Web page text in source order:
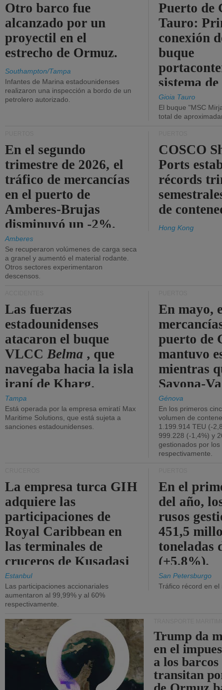
Otro barco fue
alcanzado por un
proyectil en el
estrecho de Ormuz.
Southampton/Tampa
Infantes de Marina estadounidenses
realizaron una inspección a bordo de un
petrolero autorizado.
Puerto de
Tauro:
conexión
buque
sistema
la red
Gioia Tauro
El buque "MSC
total de
En el segundo
trimestre de 2026, el
tráfico de mercancías
en el puerto de
Amberes-Brujas
disminuyó un -2%.
Amberes
Se recuperaron volúmenes de carga seca
a granel y aumentó el material rodante.
Otros sectores experimentaron
descensos.
COSCO
Ports
récords
de
Hong Kong
Las fuerzas
estadounidenses
atacaron el buque
VLCCBelma , que
navegaba hacia la isla
iraní de Kharg.
Tampa
Está operada por la empresa emiratí Max
Maritime Solutions, que está sujeta a
sanciones estadounidenses.
En mayo,
puerto de
mantuvo
mientras
Savona-
Génova
En los primeros
volumen de
1.199.914 TEU (-
999.228 (-1,4%) y
gestionados por
respectivamente.
La empresa turca GIH
adquiere las
participaciones de
Royal Caribbean en
las terminales de
cruceros de Kusadasi
y Lisboa.
Estanbul
Las participaciones accionariales
aumentaron al 99,99% y al 60%
respectivamente.
En el
del año,
rusos
451,5
toneladas
(+5,8%).
San Petersburgo
Tráfico récord en
Trump da
en el
a los barcos
transitan